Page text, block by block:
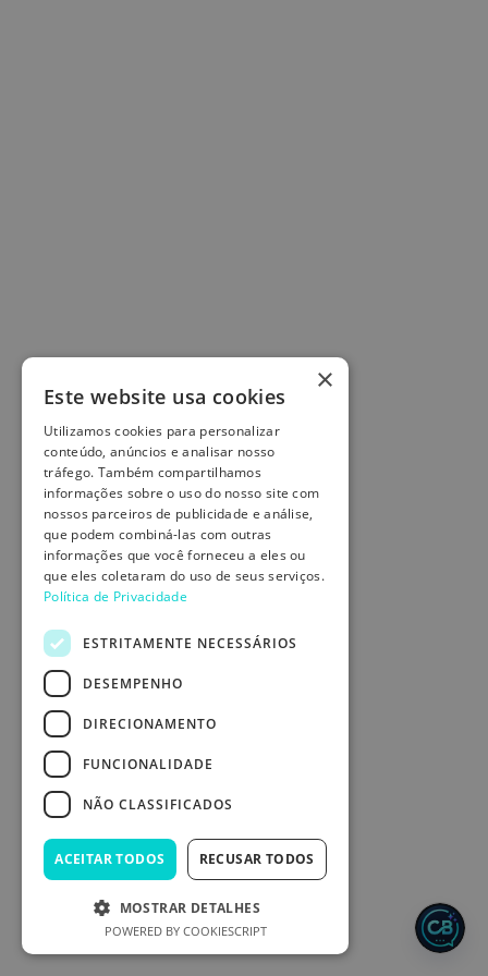
×
Este website usa cookies
Utilizamos cookies para personalizar
conteúdo, anúncios e analisar nosso
tráfego. Também compartilhamos
informações sobre o uso do nosso site com
nossos parceiros de publicidade e análise,
que podem combiná-las com outras
informações que você forneceu a eles ou
que eles coletaram do uso de seus serviços.
Política de Privacidade
ESTRITAMENTE NECESSÁRIOS
DESEMPENHO
DIRECIONAMENTO
FUNCIONALIDADE
NÃO CLASSIFICADOS
ACEITAR TODOS RECUSAR TODOS
MOSTRAR DETALHES
POWERED BY COOKIESCRIPT